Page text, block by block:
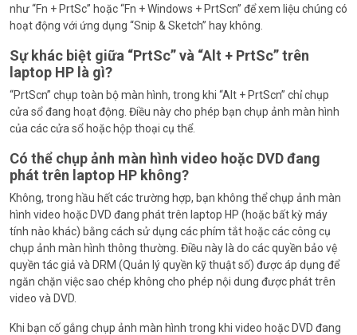
như “Fn + PrtSc” hoặc “Fn + Windows + PrtScn” để xem liệu chúng có
hoạt động với ứng dụng “Snip & Sketch” hay không.
Sự khác biệt giữa “PrtSc” và “Alt + PrtSc” trên
laptop HP là gì?
“PrtScn” chụp toàn bộ màn hình, trong khi “Alt + PrtScn” chỉ chụp
cửa sổ đang hoạt động. Điều này cho phép bạn chụp ảnh màn hình
của các cửa sổ hoặc hộp thoại cụ thể.
Có thể chụp ảnh màn hình video hoặc DVD đang
phát trên laptop HP không?
Không, trong hầu hết các trường hợp, bạn không thể chụp ảnh màn
hình video hoặc DVD đang phát trên laptop HP (hoặc bất kỳ máy
tính nào khác) bằng cách sử dụng các phím tắt hoặc các công cụ
chụp ảnh màn hình thông thường. Điều này là do các quyền bảo vệ
quyền tác giả và DRM (Quản lý quyền kỹ thuật số) được áp dụng để
ngăn chặn việc sao chép không cho phép nội dung được phát trên
video và DVD.
Khi bạn cố gắng chụp ảnh màn hình trong khi video hoặc DVD đang